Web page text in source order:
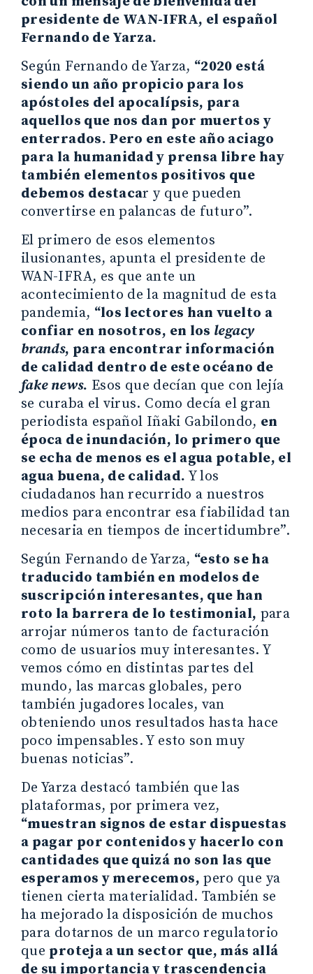
presidente de WAN-IFRA, el español
Fernando de Yarza.
Según Fernando de Yarza, “2020 está
siendo un año propicio para los
apóstoles del apocalípsis, para
aquellos que nos dan por muertos y
enterrados. Pero en este año aciago
para la humanidad y prensa libre hay
también elementos positivos que
debemos destacar y que pueden
convertirse en palancas de futuro”.
El primero de esos elementos
ilusionantes, apunta el presidente de
WAN-IFRA, es que ante un
acontecimiento de la magnitud de esta
pandemia, “los lectores han vuelto a
confiar en nosotros, en los legacy
brands, para encontrar información
de calidad dentro de este océano de
fake news. Esos que decían que con lejía
se curaba el virus. Como decía el gran
periodista español Iñaki Gabilondo, en
época de inundación, lo primero que
se echa de menos es el agua potable, el
agua buena, de calidad. Y los
ciudadanos han recurrido a nuestros
medios para encontrar esa fiabilidad tan
necesaria en tiempos de incertidumbre”.
Según Fernando de Yarza, “esto se ha
traducido también en modelos de
suscripción interesantes, que han
roto la barrera de lo testimonial, para
arrojar números tanto de facturación
como de usuarios muy interesantes. Y
vemos cómo en distintas partes del
mundo, las marcas globales, pero
también jugadores locales, van
obteniendo unos resultados hasta hace
poco impensables. Y esto son muy
buenas noticias”.
De Yarza destacó también que las
plataformas, por primera vez,
“muestran signos de estar dispuestas
a pagar por contenidos y hacerlo con
cantidades que quizá no son las que
esperamos y merecemos, pero que ya
tienen cierta materialidad. También se
ha mejorado la disposición de muchos
para dotarnos de un marco regulatorio
que proteja a un sector que, más allá
de su importancia y trascendencia